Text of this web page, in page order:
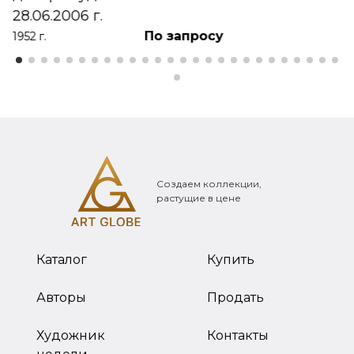
28.06.2006 г.
1952 г. По запросу
Создаем коллекции,
растущие в цене
Каталог
Авторы
Художник
Купить
Продать
Контакты